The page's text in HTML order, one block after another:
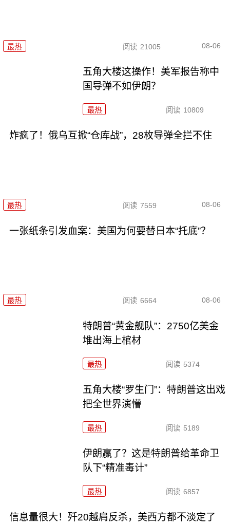
最热 阅读 21005 08-06
五角大楼这操作！美军报告称中
国导弹不如伊朗？
最热 阅读 10809
炸疯了！俄乌互掀“仓库战”，28枚导弹全拦不住
最热 阅读 7559 08-06
一张纸条引发血案：美国为何要替日本“托底”？
最热 阅读 6664 08-06
特朗普“黄金舰队”：2750亿美金
堆出海上棺材
最热 阅读 5374
五角大楼“罗生门”：特朗普这出戏
把全世界演懵
最热 阅读 5189
伊朗赢了？这是特朗普给革命卫
队下“精准毒计”
最热 阅读 6857
信息量很大！歼20越肩反杀，美西方都不淡定了